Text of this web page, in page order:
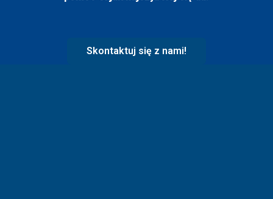
Skontaktuj się z nami!